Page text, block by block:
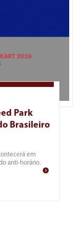
Park
Brasileiro
em
anti-horário.